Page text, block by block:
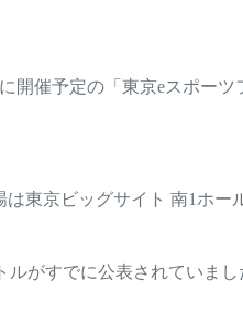
開催予定の「東京eスポーツ
東京ビッグサイト 南1ホー
ルがすでに公表されていま